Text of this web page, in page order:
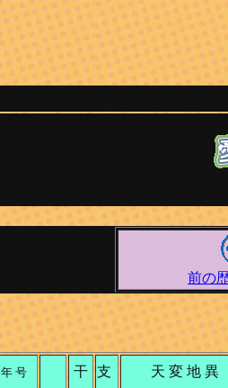
前の
年 号 干 支 天 変 地 異